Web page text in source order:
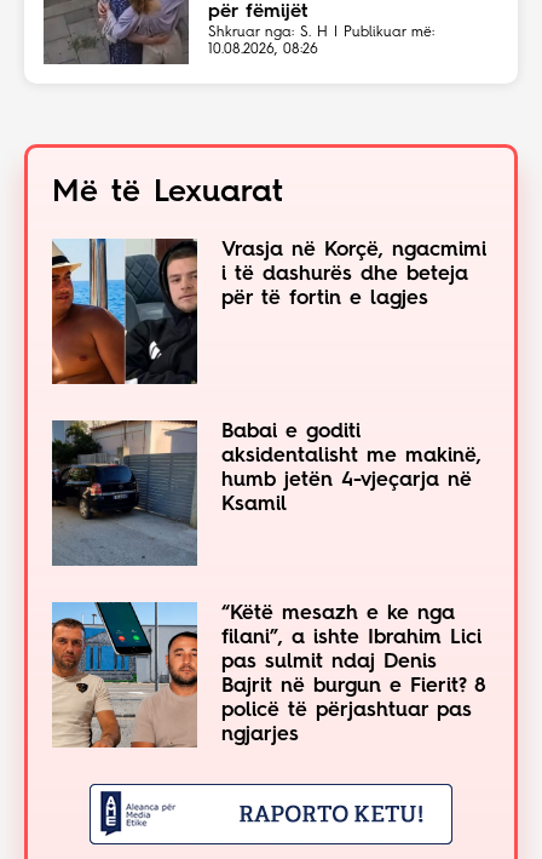
për fëmijët
Shkruar nga: S. H | Publikuar më:
10.08.2026, 08:26
Më të Lexuarat
Vrasja në Korçë, ngacmimi
i të dashurës dhe beteja
për të fortin e lagjes
Babai e goditi
aksidentalisht me makinë,
humb jetën 4-vjeçarja në
Ksamil
“Këtë mesazh e ke nga
filani”, a ishte Ibrahim Lici
pas sulmit ndaj Denis
Bajrit në burgun e Fierit? 8
policë të përjashtuar pas
ngjarjes